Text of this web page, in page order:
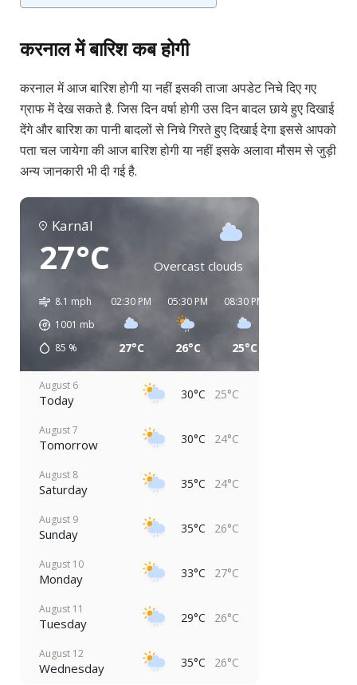
करनाल में बारिश कब होगी
करनाल में आज बारिश होगी या नहीं इसकी ताजा अपडेट निचे दिए गए
ग्राफ में देख सकते है. जिस दिन वर्षा होगी उस दिन बादल छाये हुए दिखाई
देंगे और बारिश का पानी बादलों से निचे गिरते हुए दिखाई देगा इससे आपको
पता चल जायेगा की आज बारिश होगी या नहीं इसके अलावा मौसम से जुड़ी
अन्य जानकारी भी दी गई है.
Karnāl
27°C Overcast clouds
8.1 mph
1001 mb
85 %
02:30 PM
27°C
05:30 PM
26°C
08:30 PM
25°C
August 6
Today 30°C 25°C
August 7
Tomorrow 30°C 24°C
August 8
Saturday 35°C 24°C
August 9
Sunday 35°C 26°C
August 10
Monday 33°C 27°C
August 11
Tuesday 29°C 26°C
August 12
Wednesday 35°C 26°C